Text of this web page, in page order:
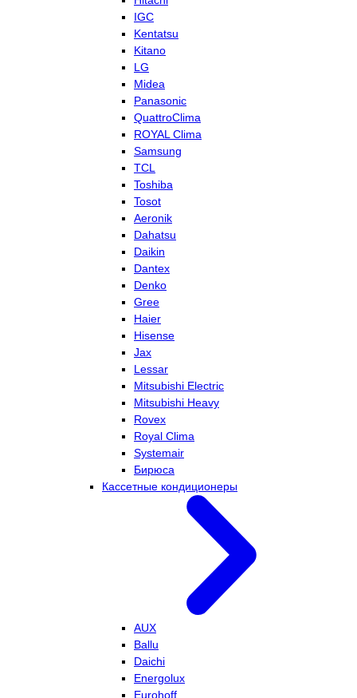
IGC
Kentatsu
Kitano
LG
Midea
Panasonic
QuattroClima
ROYAL Clima
Samsung
TCL
Toshiba
Tosot
Aeronik
Dahatsu
Daikin
Dantex
Denko
Gree
Haier
Hisense
Jax
Lessar
Mitsubishi Electric
Mitsubishi Heavy
Rovex
Royal Clima
Systemair
Бирюса
Кассетные кондиционеры
AUX
Ballu
Daichi
Energolux
Eurohoff